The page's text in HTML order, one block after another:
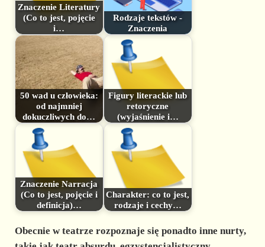
Znaczenie Literatury
(Co to jest, pojęcie
i…
Rodzaje tekstów -
Znaczenia
50 wad u człowieka:
od najmniej
dokuczliwych do…
Figury literackie lub
retoryczne
(wyjaśnienie i…
Znaczenie Narracja
(Co to jest, pojęcie i
definicja)…
Charakter: co to jest,
rodzaje i cechy…
Obecnie w teatrze rozpoznaje się ponadto inne nurty,